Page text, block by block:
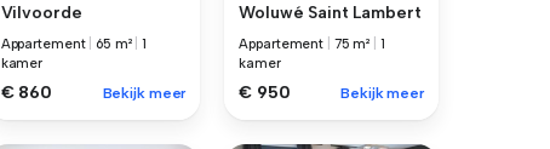
Vilvoorde
Appartement 65 m² |1
kamer
€ 860 Bekijk meer
Woluwé Saint Lambert
Appartement 75 m²
1
kamer
€ 950 Bekijk meer